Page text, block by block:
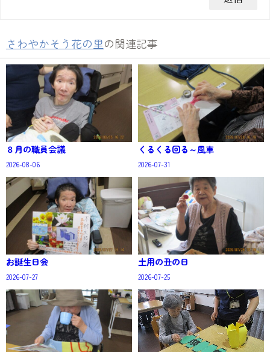
さわやかそう花の里の関連記事
８月の職員会議
2026-08-06
くるくる回る～風車
2026-07-31
お誕生日会
2026-07-27
土用の丑の日
2026-07-25